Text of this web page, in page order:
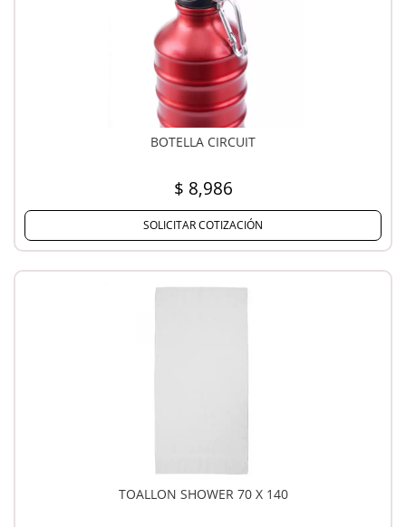
BOTELLA CIRCUIT
$ 8,986
SOLICITAR COTIZACIÓN
TOALLON SHOWER 70 X 140